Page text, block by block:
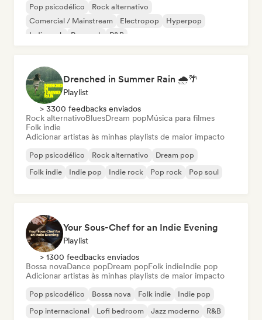
Pop psicodélico
Rock alternativo
Comercial / Mainstream
Electropop
Hyperpop
Indie rock
Pop rock R&B
Drenched in Summer Rain 🌧️🌴
Playlist
> 3300 feedbacks enviados
Rock alternativoBluesDream popMúsica para filmes
Folk indie
Adicionar artistas às minhas playlists de maior impacto
Pop psicodélico Rock alternativo
Dream pop
Folk indie
Indie pop Indie rock Pop rock Pop soul
Your Sous-Chef for an Indie Evening
Playlist
> 1300 feedbacks enviados
Bossa novaDance popDream popFolk indieIndie pop
Adicionar artistas às minhas playlists de maior impacto
Pop psicodélico Bossa nova Folk indie
Indie pop
Pop internacional
Lofi bedroom Jazz moderno R&B